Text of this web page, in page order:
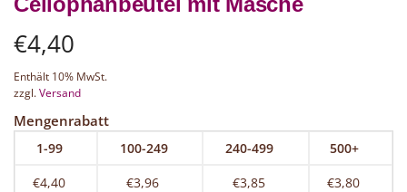
€4,40
Enthält 10% MwSt.
zzgl.Versand
Mengenrabatt
1-99 100-249 240-499
500+
€4,40
€3,96 €3,85 €3,80